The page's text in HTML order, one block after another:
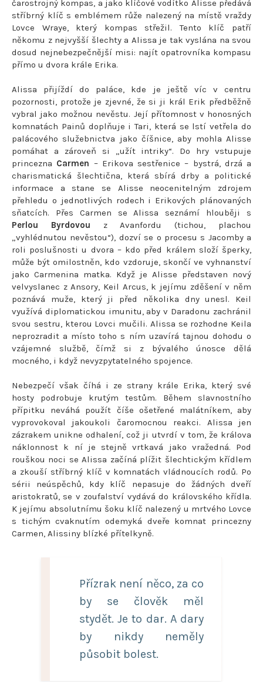
čarostrojný kompas, a jako klíčové vodítko Alisse předává
stříbrný klíč s emblémem růže nalezený na místě vraždy
Lovce Wraye, který kompas střežil. Tento klíč patří
někomu z nejvyšší šlechty a Alissa je tak vyslána na svou
dosud nejnebezpečnější misi: najít opatrovníka kompasu
přímo u dvora krále Erika.
Alissa přijíždí do paláce, kde je ještě víc v centru
pozornosti, protože je zjevné, že si ji král Erik předběžně
vybral jako možnou nevěstu. Její přítomnost v honosných
komnatách Painů doplňuje i Tari, která se lstí vetřela do
palácového služebnictva jako číšnice, aby mohla Alisse
pomáhat a zároveň si „užít intriky“. Do hry vstupuje
princezna Carmen – Erikova sestřenice – bystrá, drzá a
charismatická šlechtična, která sbírá drby a politické
informace a stane se Alisse neocenitelným zdrojem
přehledu o jednotlivých rodech i Erikových plánovaných
sňatcích. Přes Carmen se Alissa seznámí hlouběji s
Perlou Byrdovou z Avanfordu (tichou, plachou
„vyhlédnutou nevěstou“), dozví se o procesu s Jacomby a
roli poslušnosti u dvora – kdo před králem složí šperky,
může být omilostněn, kdo vzdoruje, skončí ve vyhnanství
jako Carmenina matka. Když je Alisse představen nový
velvyslanec z Ansory, Keil Arcus, k jejímu zděšení v něm
poznává muže, který ji před několika dny unesl. Keil
využívá diplomatickou imunitu, aby v Daradonu zachránil
svou sestru, kterou Lovci mučili. Alissa se rozhodne Keila
neprozradit a místo toho s ním uzavírá tajnou dohodu o
vzájemné službě, čímž si z bývalého únosce dělá
mocného, i když nevyzpytatelného spojence.
Nebezpečí však číhá i ze strany krále Erika, který své
hosty podrobuje krutým testům. Během slavnostního
přípitku neváhá použít číše ošetřené malátníkem, aby
vyprovokoval jakoukoli čaromocnou reakci. Alissa jen
zázrakem unikne odhalení, což ji utvrdí v tom, že králova
náklonnost k ní je stejně vrtkavá jako vražedná. Pod
rouškou noci se Alissa začíná plížit šlechtickým křídlem
a zkouší stříbrný klíč v komnatách vládnoucích rodů. Po
sérii neúspěchů, kdy klíč nepasuje do žádných dveří
aristokratů, se v zoufalství vydává do královského křídla.
K jejímu absolutnímu šoku klíč nalezený u mrtvého Lovce
s tichým cvaknutím odemyká dveře komnat princezny
Carmen, Alissiny blízké přítelkyně.
Přízrak není něco, za co
by se člověk měl
stydět. Je to dar. A dary
by nikdy neměly
působit bolest.